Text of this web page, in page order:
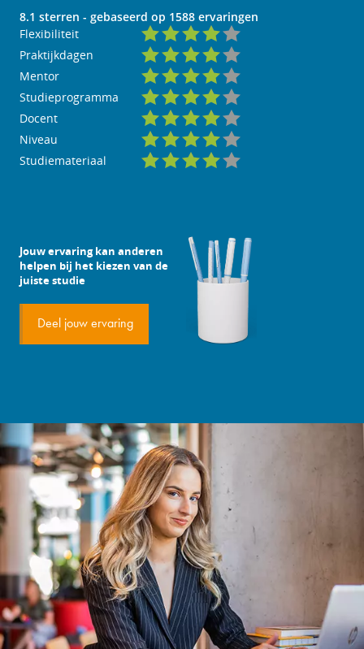
8.1 sterren - gebaseerd op 1588 ervaringen
Flexibiliteit
Praktijkdagen
Mentor
Studieprogramma
Docent
Niveau
Studiemateriaal
Jouw ervaring kan anderen
helpen bij het kiezen van de
juiste studie
Deel jouw ervaring